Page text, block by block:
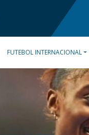
FUTEBOL INTERNACIONAL